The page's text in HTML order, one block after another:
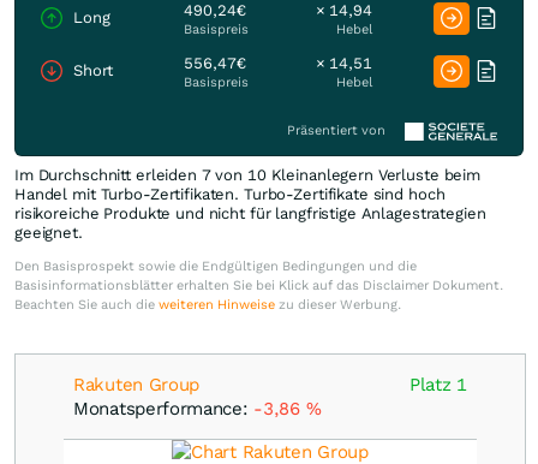
Long 490,24€
Basispreis
× 14,94
Hebel
Short 556,47€
Basispreis
× 14,51
Hebel
Präsentiert von
Im Durchschnitt erleiden 7 von 10 Kleinanlegern Verluste beim
Handel mit Turbo-Zertifikaten. Turbo-Zertifikate sind hoch
risikoreiche Produkte und nicht für langfristige Anlagestrategien
geeignet.
Den Basisprospekt sowie die Endgültigen Bedingungen und die
Basisinformationsblätter erhalten Sie bei Klick auf das Disclaimer Dokument.
Beachten Sie auch die weiteren Hinweise zu dieser Werbung.
Rakuten Group
Monatsperformance: -3,86 %
Platz 1